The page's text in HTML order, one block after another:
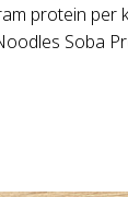
protein per
Soba